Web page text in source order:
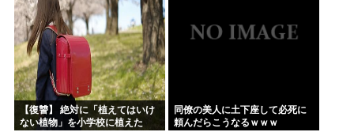
【復讐】 絶対に「植えてはいけ
ない植物」を小学校に植えた
同僚の美人に土下座して必死に
頼んだらこうなるｗｗｗ